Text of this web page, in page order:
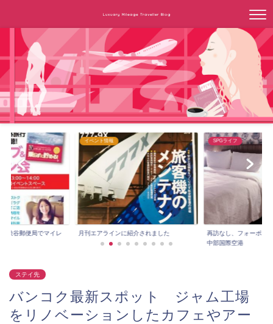
Luxuary Mileage Traveller Blog
介されました
SPGライフ
再訪なし、フォーポイントバイシェラトン
中部国際空港
SPGライフ
２年目のSPG無料宿泊
ステイ先
バンコク最新スポット ジャム工場
をリノベーションしたカフェやアー